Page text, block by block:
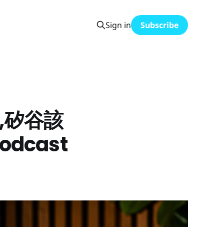
Sign in Subscribe
谷該